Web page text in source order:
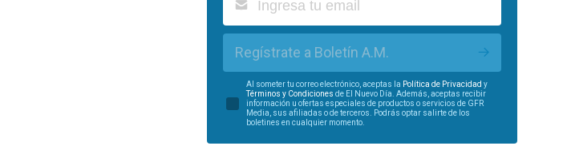
Regístrate a Boletín A.M.
Al someter tu correo electrónico, aceptas la Política de Privacidad y
Términos y Condiciones de El Nuevo Día. Además, aceptas recibir
información u ofertas especiales de productos o servicios de GFR
Media, sus afiliadas o de terceros. Podrás optar salirte de los
boletines en cualquier momento.